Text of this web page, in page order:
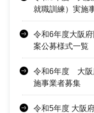
就職訓練）実施
令和6年度大阪
案公募様式一覧
令和6年度 大阪
施事業者募集
令和5年度 大阪